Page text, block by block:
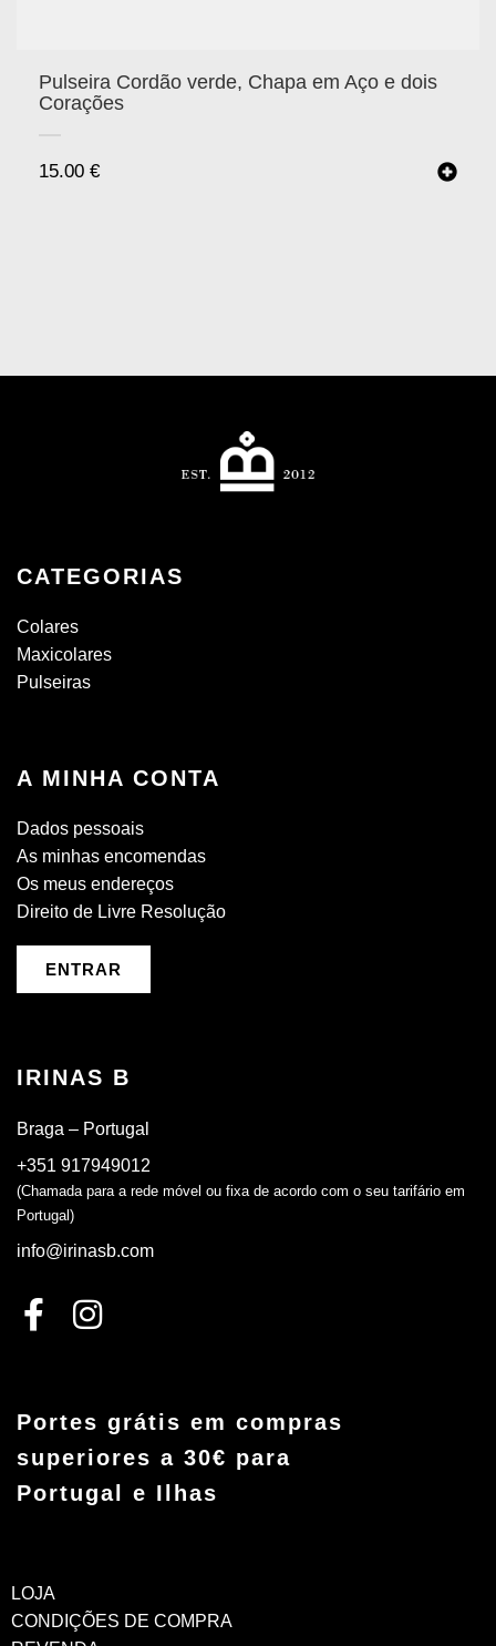
Pulseira Cordão verde, Chapa em Aço e dois
Corações
15.00 €
CATEGORIAS
Colares
Maxicolares
Pulseiras
A MINHA CONTA
Dados pessoais
As minhas encomendas
Os meus endereços
Direito de Livre Resolução
ENTRAR
IRINAS B
Braga – Portugal
+351 917949012
(Chamada para a rede móvel ou fixa de acordo com o seu tarifário em
Portugal)
info@irinasb.com
Portes grátis em compras
superiores a 30€ para
Portugal e Ilhas
LOJA
CONDIÇÕES DE COMPRA